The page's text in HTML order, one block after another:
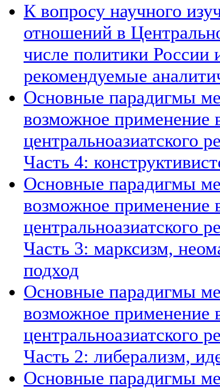
К вопросу научного
отношений в
числе политики России
рекомендуемые
Основные парадигмы
возможное применение
центральноазиатского
Часть 4:
Основные парадигмы
возможное применение
центральноазиатского
Часть 3: марксизм,
подход
Основные парадигмы
возможное применение
центральноазиатского
Часть 2: либерализм,
Основные парадигмы